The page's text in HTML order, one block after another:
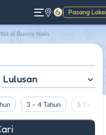
Pasang
Gelap
di Bunny Nails
Lulusan
3 – 4 Tahun 5 Tahun